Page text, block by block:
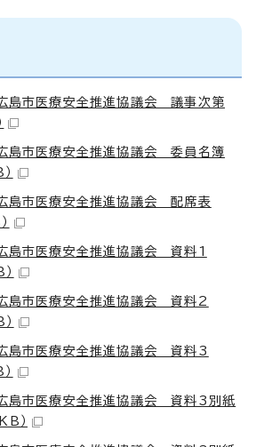
島市医療安全推進協議会 議事次第
島市医療安全推進協議会 委員名簿
島市医療安全推進協議会 配席表
島市医療安全推進協議会 資料1
島市医療安全推進協議会 資料2
島市医療安全推進協議会 資料3
島市医療安全推進協議会 資料3別紙
）